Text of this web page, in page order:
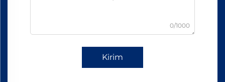
0/1000
Kirim